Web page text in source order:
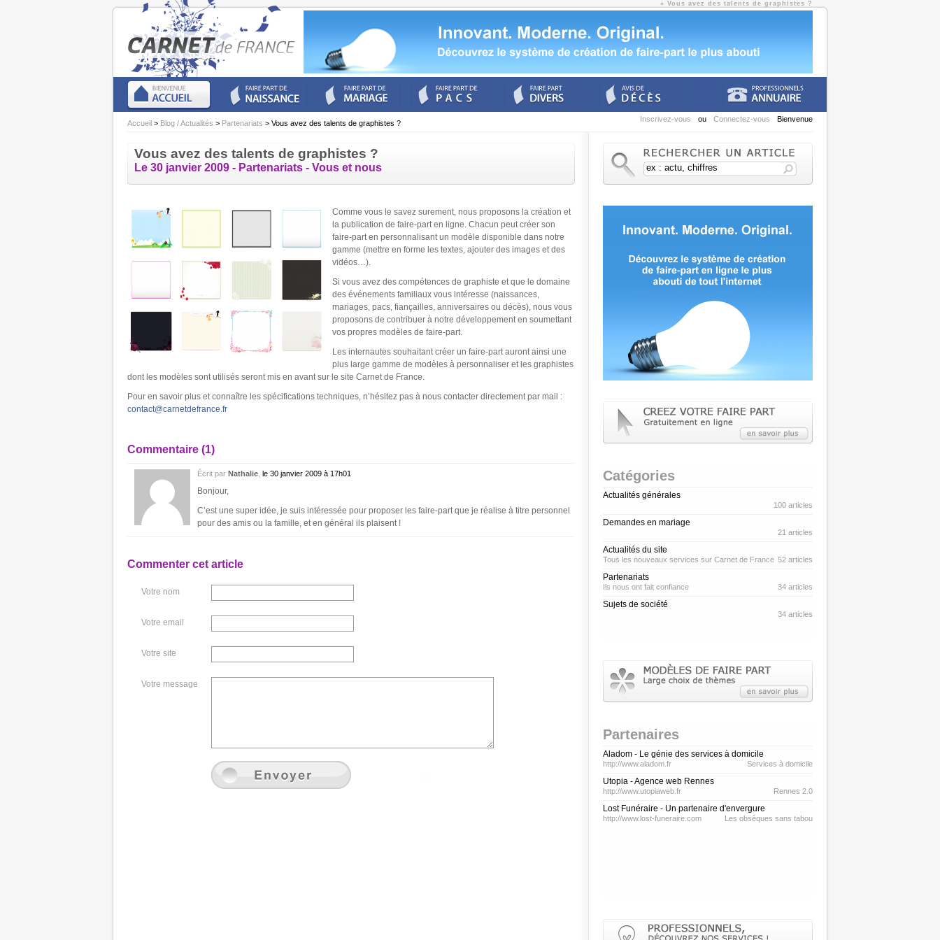
» Vous avez des talents de graphistes ?
Bienvenue
Connectez-vous
ou
Inscrivez-vous
Accueil > Blog / Actualités > Partenariats > Vous avez des talents de graphistes ?
Vous avez des talents de graphistes ?
Le 30 janvier 2009 - Partenariats - Vous et nous
Comme vous le savez surement, nous proposons la création et
la publication de faire-part en ligne. Chacun peut créer son
faire-part en personnalisant un modèle disponible dans notre
gamme (mettre en forme les textes, ajouter des images et des
vidéos…).
Si vous avez des compétences de graphiste et que le domaine
des événements familiaux vous intéresse (naissances,
mariages, pacs, fiançailles, anniversaires ou décès), nous vous
proposons de contribuer à notre développement en soumettant
vos propres modèles de faire-part.
Les internautes souhaitant créer un faire-part auront ainsi une
plus large gamme de modèles à personnaliser et les graphistes
dont les modèles sont utilisés seront mis en avant sur le site Carnet de France.
Pour en savoir plus et connaître les spécifications techniques, n’hésitez pas à nous contacter directement par mail :
contact@carnetdefrance.fr
Commentaire (1)
Écrit par Nathalie le 30 janvier 2009 à 17h01
Bonjour,
C’est une super idée, je suis intéressée pour proposer les faire-part que je réalise à titre personnel
pour des amis ou la famille, et en général ils plaisent !
Commenter cet article
Votre nom
Votre email
Votre site
Votre message
Catégories
Actualités générales
100 articles
Demandes en mariage
21 articles
Actualités du site
52 articles
Tous les nouveaux services sur Carnet de France
Partenariats
34 articles
Ils nous ont fait confiance
Sujets de société
34 articles
Partenaires
Aladom - Le génie des services à domicile
Services à domicile
http://www.aladom.fr
Utopia - Agence web Rennes
Rennes 2.0
http://www.utopiaweb.fr
Lost Funéraire - Un partenaire d'envergure
Les obsèques sans tabou
http://www.lost-funeraire.com